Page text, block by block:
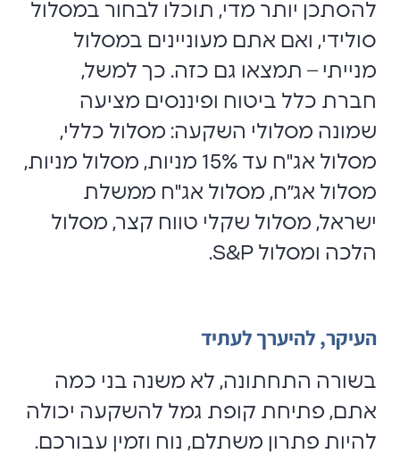
להסתכן יותר מדי, תוכלו לבחור במסלול
סולידי, ואם אתם מעוניינים במסלול
מנייתי – תמצאו גם כזה. כך למשל,
חברת כלל ביטוח ופיננסים מציעה
שמונה מסלולי השקעה: מסלול כללי,
מסלול אג"ח עד 15% מניות, מסלול מניות,
מסלול אג״ח, מסלול אג"ח ממשלת
ישראל, מסלול שקלי טווח קצר, מסלול
הלכה ומסלול S&P
.
העיקר, להיערך לעתיד
בשורה התחתונה, לא משנה בני כמה
אתם, פתיחת קופת גמל להשקעה יכולה
להיות פתרון משתלם, נוח וזמין עבורכם.